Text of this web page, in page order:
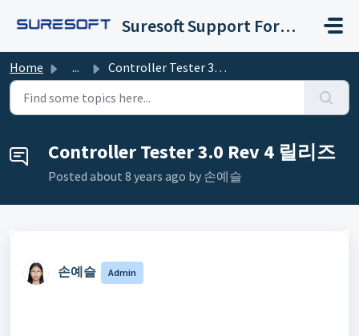
Suresoft Support Forum
Home ... Controller Tester 3.0 Rev 4 릴리즈
Controller Tester 3.0 Rev 4 릴리즈
Posted about 8 years ago by 손예슬 ㅤ
손예슬 ㅤ Admin